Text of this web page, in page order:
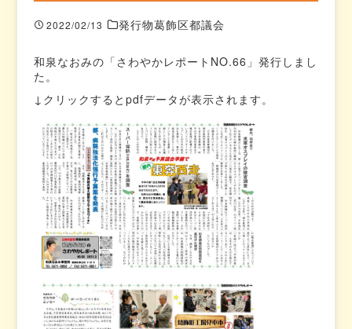
2022/02/13 発行物葛飾区都議会
和泉なおみの「さわやかレポートNO.66」発行しまし
た。
↓クリックするとpdfデータが表示されます。